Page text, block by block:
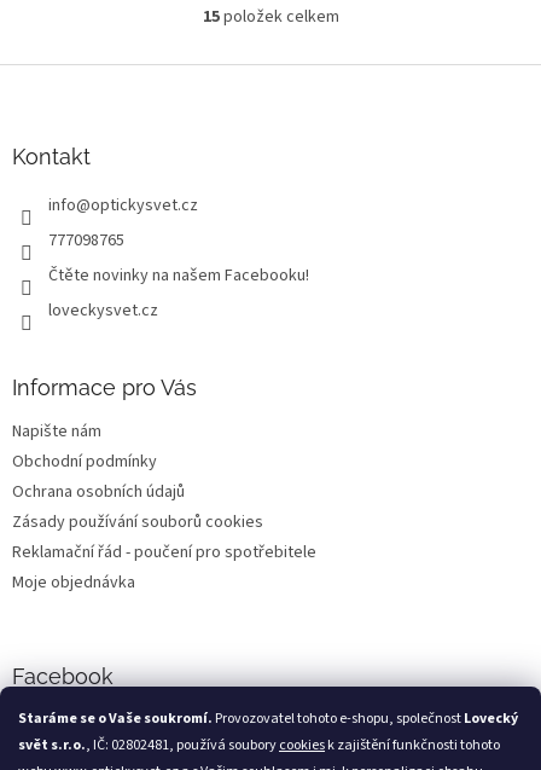
Staráme se o Vaše soukromí. Provozovatel tohoto e-shopu, společnostLovecký
svět s.r.o., IČ: 02802481, používá souborycookiesk zajištění funkčnosti tohoto
O
l
k
15položek celkem
Kontakt
info@optickysvet.cz
777098765
Čtěte novinky na našem Facebooku!
loveckysvet.cz
Informace pro Vás
Napište nám
Obchodní podmínky
Ochrana osobních údajů
Zásady používání souborů cookies
Reklamační řád - poučení pro spotřebitele
Moje objednávka
Facebook